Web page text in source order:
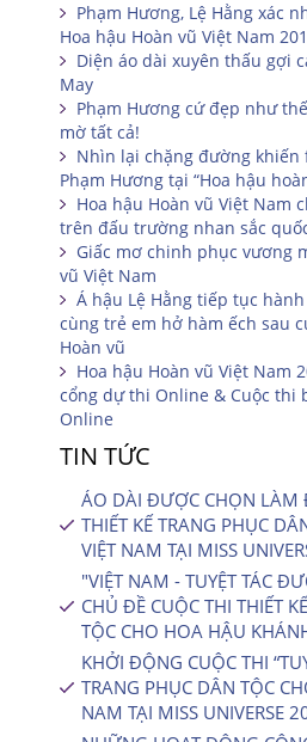
Phạm Hương, Lệ Hằng xác
Hoa hậu Hoàn vũ Việt Nam
Diện áo dài xuyên thấu gợi
May
Phạm Hương cứ đẹp như
mờ tất cả!
Nhìn lại chặng đường khiến
Phạm Hương tại “Hoa hậu
Hoa hậu Hoàn vũ Việt Nam
trên đấu trường nhan sắc
Giấc mơ chinh phục vương
vũ Việt Nam
Á hậu Lệ Hằng tiếp tục
cùng trẻ em hở hàm ếch sau
Hoàn vũ
Hoa hậu Hoàn vũ Việt Nam
cổng dự thi Online & Cuộc thi
Online
TIN TỨC
ÁO DÀI ĐƯỢC CHỌN LÀM
THIẾT KẾ TRANG PHỤC
VIỆT NAM TẠI MISS
"VIỆT NAM - TUYỆT TÁC
CHỦ ĐỀ CUỘC THI THIẾT
TỘC CHO HOA HẬU
KHỞI ĐỘNG CUỘC THI
TRANG PHỤC DÂN TỘC
NAM TẠI MISS UNIVERSE